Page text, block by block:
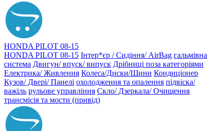
HONDA PILOT 08-15
HONDA PILOT 08-15 Інтер*єр / Сидіння/ AirBag гальмівна
система Двигун/ впуск/ випуск Дрібниці поза категоріями
Електрика/ Живлення Колеса/Диски/Шини Кондиціонер
Кузов/ Двері/ Панелі охолодження та опалення підвіска/
важіль рульове управління Скло/ Дзеркала/ Очищення
трансмісія та мости (привід)